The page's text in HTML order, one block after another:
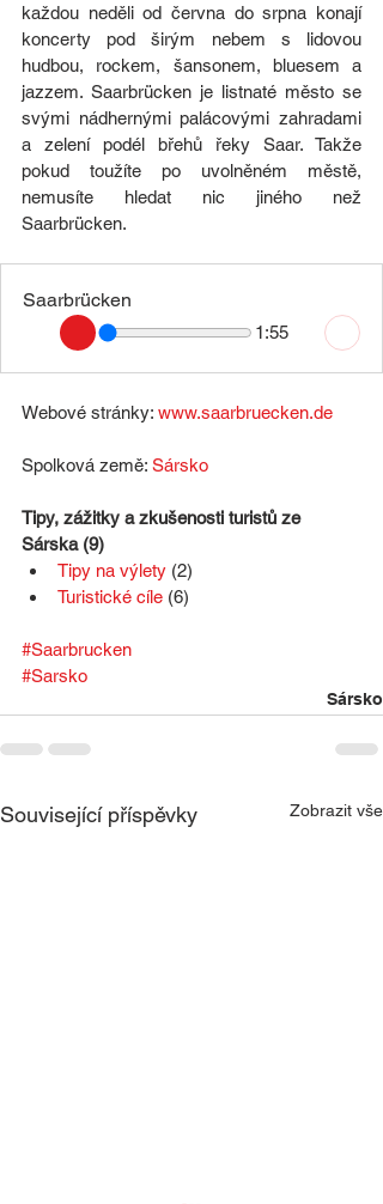
každou neděli od června do srpna konají
koncerty pod širým nebem s lidovou
hudbou, rockem, šansonem, bluesem a
jazzem. Saarbrücken je listnaté město se
svými nádhernými palácovými zahradami
a zelení podél břehů řeky Saar. Takže
pokud toužíte po uvolněném městě,
nemusíte hledat nic jiného než
Saarbrücken.
Saarbrücken
1:55
Webové stránky: www.saarbruecken.de
Spolková země: Sársko
Tipy, zážitky a zkušenosti turistů ze
Sárska (9)
Tipy na výlety (2)
Turistické cíle (6)
#Saarbrucken
#Sarsko
Sársko
Související příspěvky Zobrazit vše